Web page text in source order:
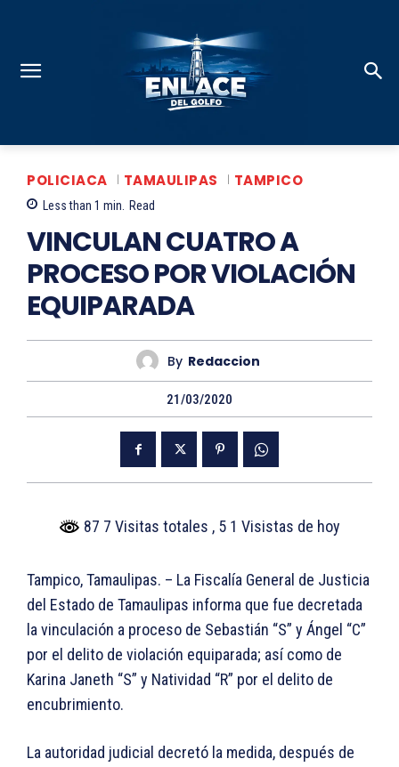
POLICIACA TAMAULIPAS TAMPICO
Less than 1 min. Read
VINCULAN CUATRO A
PROCESO POR VIOLACIÓN
EQUIPARADA
By Redaccion
21/03/2020
87 7 Visitas totales , 5 1 Visistas de hoy
Tampico, Tamaulipas. – La Fiscalía General de Justicia
del Estado de Tamaulipas informa que fue decretada
la vinculación a proceso de Sebastián “S” y Ángel “C”
por el delito de violación equiparada; así como de
Karina Janeth “S” y Natividad “R” por el delito de
encubrimiento.
La autoridad judicial decretó la medida, después de